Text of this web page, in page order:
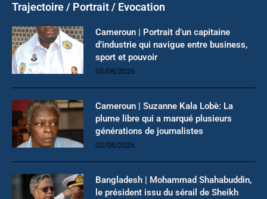
Trajectoire / Portrait / Evocation
Cameroun | Portrait d’un capitaine
d’industrie qui navigue entre business,
sport et pouvoir
05/08/2026
Cameroun | Suzanne Kala Lobè: La
plume libre qui a marqué plusieurs
générations de journalistes
02/08/2026
Bangladesh | Mohammad Shahabuddin,
le président issu du sérail de Sheikh